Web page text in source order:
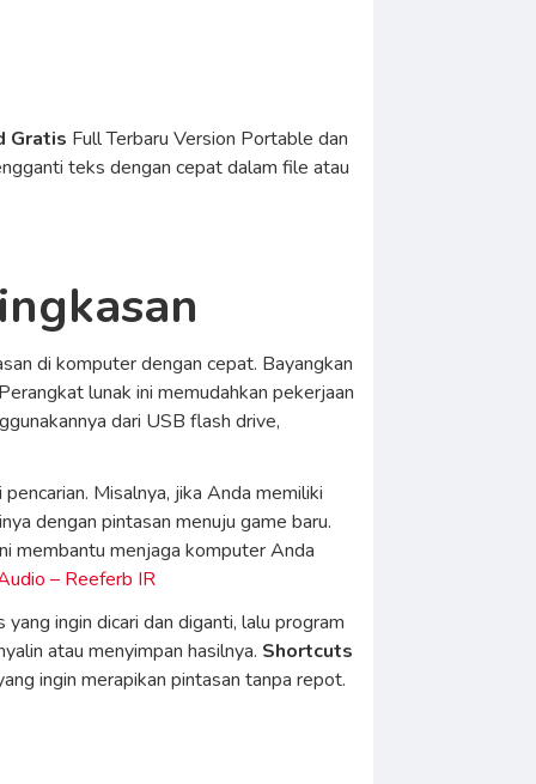
Gratis Full Terbaru Version Portable dan
teks dengan cepat dalam file atau
di komputer dengan cepat. Bayangkan
lunak ini memudahkan pekerjaan
dari USB flash drive,
Misalnya, jika Anda memiliki
dengan pintasan menuju game baru.
membantu menjaga komputer Anda
– Reeferb IR
ingin dicari dan diganti, lalu program
atau menyimpan hasilnya. Shortcuts
ingin merapikan pintasan tanpa repot.